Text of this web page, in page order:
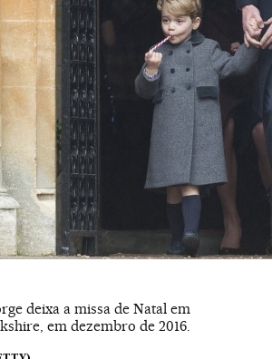
deixa a missa de Natal em
em dezembro de 2016.